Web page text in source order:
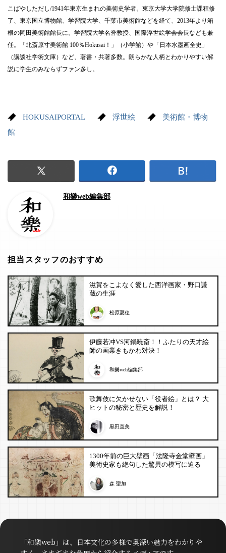
こばやしただし/1941年東京生まれの美術史学者。東京大学大学院修士課程修
了、東京国立博物館、学習院大学、千葉市美術館などを経て、2013年より箱
根の岡田美術館館長に。学習院大学名誉教授、国際浮世絵学会会長なども兼
任。「北斎原寸美術館 100％Hokusai！」（小学館）や「日本水墨画全史」
（講談社学術文庫）など、著書・共著多数。朗らかな人柄とわかりやすい解
説に学生のみならずファン多し。
HOKUSAIPORTAL 浮世絵
美術館・博物
館
和樂web編集部
担当スタッフのおすすめ
滋賀をこよなく愛した西洋画家・野口謙
蔵の生涯
松原夏穂
伊藤若冲VS河鍋暁斎！！ふたりの天才絵
師の画業きもかわ対決！
和樂web編集部
歌舞伎に欠かせない「役者絵」とは？ 大
ヒットの秘密と歴史を解説！
黒田直美
1300年前の巨大壁画「法隆寺金堂壁画」
美術史家も絶句した驚異の模写に迫る
森 聖加
「和樂web」は、日本文化の多様で奥深い魅力をわかりや